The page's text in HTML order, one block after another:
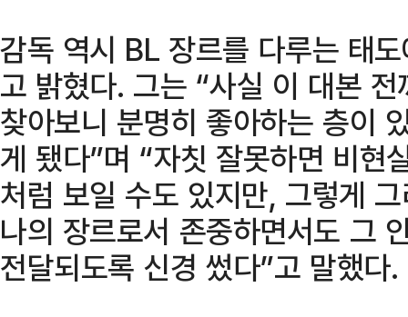
감독 역시 BL 장르를 다루는 태
고 밝혔다. 그는 “사실 이 대본
찾아보니 분명히 좋아하는 층이
게 됐다”며 “자칫 잘못하면 비현
처럼 보일 수도 있지만, 그렇게
나의 장르로서 존중하면서도 그
전달되도록 신경 썼다”고 말했다.